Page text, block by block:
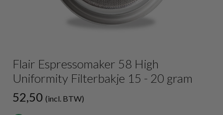
Flair Espressomaker 58 High
Uniformity Filterbakje 15 - 20 gram
52,50 (incl. BTW)